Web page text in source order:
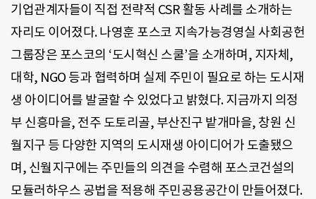
기업관계자들이 직접 전략적 CSR 활동 사례를 소개하는
자리도 이어졌다. 나영훈 포스코 지속가능경영실 사회공헌
그룹장은 포스코의 ‘도시혁신 스쿨’을 소개하며, 지자체,
대학, NGO 등과 협력하며 실제 주민이 필요로 하는 도시재
생 아이디어를 발굴할 수 있었다고 밝혔다. 지금까지 의정
부 신흥마을, 전주 도토리골, 부산진구 밭개마을, 창원 신
월지구 등 다양한 지역의 도시재생 아이디어가 도출됐으
며, 신월지구에는 주민들의 의견을 수렴해 포스코건설의
모듈러하우스 공법을 적용해 주민공용공간이 만들어졌다.